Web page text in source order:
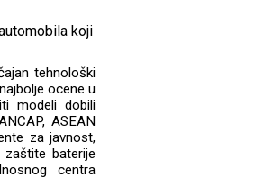
tehnološki
ocene u
modeli dobili
ASEAN
za javnost,
baterije
centra